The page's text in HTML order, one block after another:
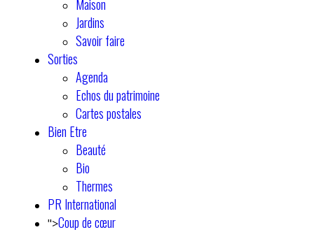
Maison
Jardins
Savoir faire
Sorties
Agenda
Echos du patrimoine
Cartes postales
Bien Etre
Beauté
Bio
Thermes
PR International
">Coup de cœur